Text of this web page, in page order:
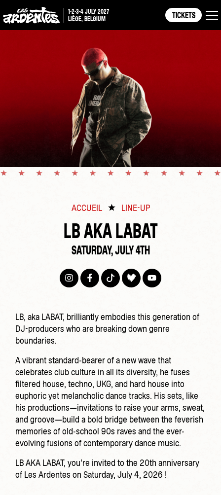
1-2-3-4 JULY 2027
LIÈGE, BELGIUM
TICKETS
ACCUEIL LINE-UP
LB AKA LABAT
SATURDAY, JULY 4TH
LB, aka LABAT, brilliantly embodies this generation of
DJ-producers who are breaking down genre
boundaries.
A vibrant standard-bearer of a new wave that
celebrates club culture in all its diversity, he fuses
filtered house, techno, UKG, and hard house into
euphoric yet melancholic dance tracks. His sets, like
his productions—invitations to raise your arms, sweat,
and groove—build a bold bridge between the feverish
memories of old-school 90s raves and the ever-
evolving fusions of contemporary dance music.
LB AKA LABAT, you’re invited to the 20th anniversary
of Les Ardentes on Saturday, July 4, 2026 !